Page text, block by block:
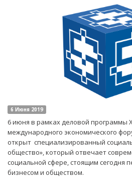
6 Июня 2019
6 июня в рамках деловой программы
международного экономического
открыт специализированный
общество», который отвечает
социальной сфере, стоящим сегодня
бизнесом и обществом.